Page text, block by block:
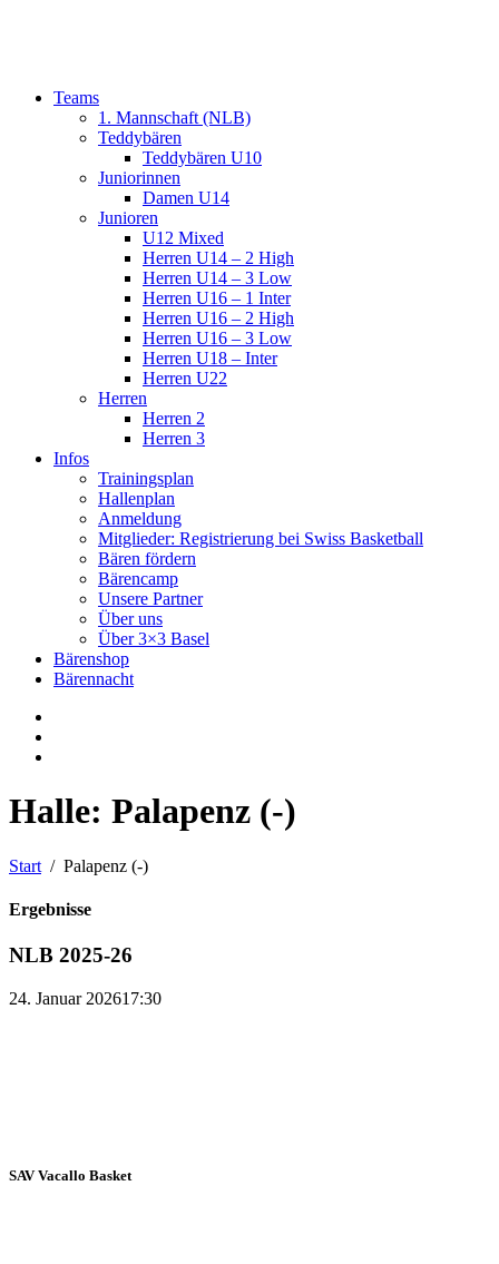
Teams
1. Mannschaft (NLB)
Teddybären
Teddybären U10
Juniorinnen
Damen U14
Junioren
U12 Mixed
Herren U14 – 2 High
Herren U14 – 3 Low
Herren U16 – 1 Inter
Herren U16 – 2 High
Herren U16 – 3 Low
Herren U18 – Inter
Herren U22
Herren
Herren 2
Herren 3
Infos
Trainingsplan
Hallenplan
Anmeldung
Mitglieder: Registrierung bei Swiss Basketball
Bären fördern
Bärencamp
Unsere Partner
Über uns
Über 3×3 Basel
Bärenshop
Bärennacht
Halle: Palapenz (-)
Start Palapenz (-)
Ergebnisse
NLB 2025-26
24. Januar 202617:30
SAV Vacallo Basket